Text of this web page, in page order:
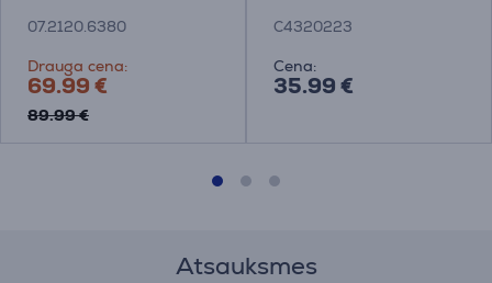
07.2120.6380
Drauga cena:
69.99 €
89.99 €
C4320223
Cena:
35.99 €
Atsauksmes